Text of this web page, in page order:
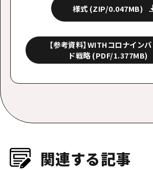
様式 (ZIP/0.047MB)
【参考資料】WITHコロナイン
ド戦略(PDF/1.377MB)
関連する記事